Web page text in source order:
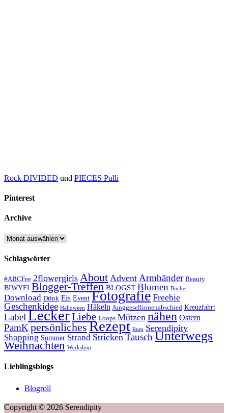
Rock DIVIDED und PIECES Pulli
Pinterest
Archive
Archive
Schlagwörter
#ABCFee 2flowergirls About Advent Armbänder Beauty
BIWYFI Blogger-Treffen BLOGST Blumen Bücher
Download Drink Eis Event Fotografie Freebie
Geschenkidee Halloween Häkeln Junggesellinnenabschied Kreuzfahrt
Label LeckerLiebe Loops Mützen nähen Ostern
PamK persönliches Rezept Rum Serendipity
Shopping Sommer Strand Stricken Tausch Unterwegs
Weihnachten Workshop
Lieblingsblogs
Blogroll
Copyright © 2026 Serendipity